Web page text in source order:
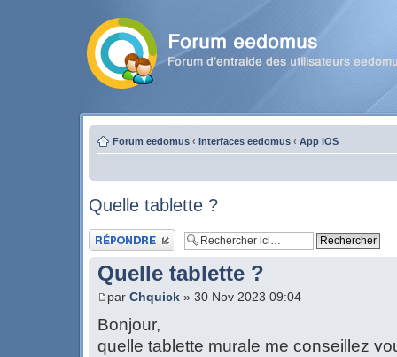
Forum eedomus ‹ Interfaces eedomus ‹ App iOS
Quelle tablette ?
Publier une réponse
Quelle tablette ?
par Chquick » 30 Nov 2023 09:04
Bonjour,
quelle tablette murale me conseillez